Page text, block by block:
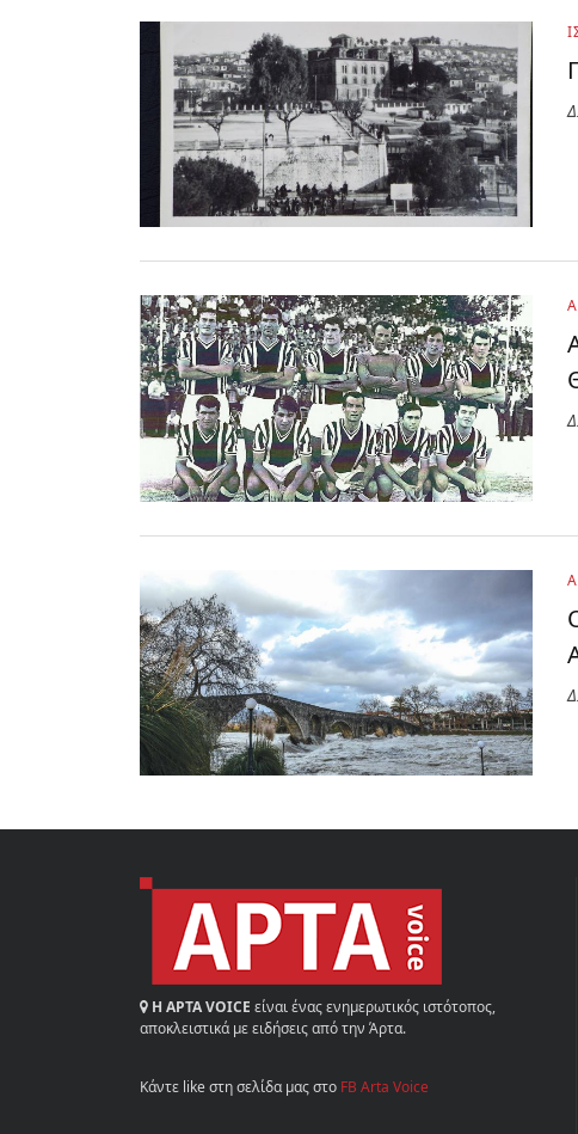
Η ΑΡΤΑ VOICE είναι ένας ενημερωτικός ιστότοπος,
αποκλειστικά με ειδήσεις από την Άρτα.
Κάντε like στη σελίδα μας στο FB Arta Voice